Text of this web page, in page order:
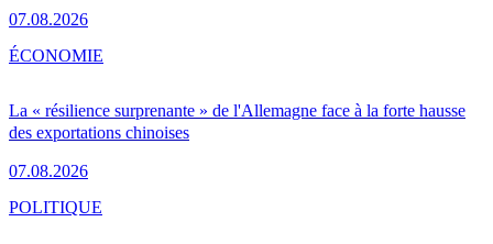
07.08.2026
La « résilience surprenante » de l'Allemagne face à la forte hausse
des exportations chinoises
07.08.2026
ÉCONOMIE
POLITIQUE